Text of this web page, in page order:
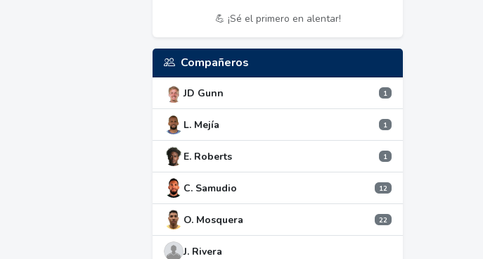
💪 ¡Sé el primero en alentar!
Compañeros
JD Gunn 1
L. Mejía 1
E. Roberts 1
C. Samudio 12
O. Mosquera 22
J. Rivera